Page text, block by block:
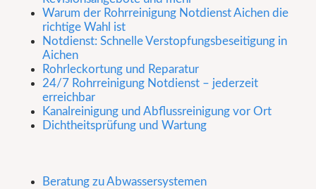
Warum der Rohrreinigung Notdienst Aichen die
richtige Wahl ist
Notdienst: Schnelle Verstopfungsbeseitigung in
Aichen
Rohrleckortung und Reparatur
24/7 Rohrreinigung Notdienst – jederzeit
erreichbar
Kanalreinigung und Abflussreinigung vor Ort
Dichtheitsprüfung und Wartung
Beratung zu Abwassersystemen